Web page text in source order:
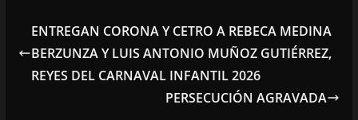
ENTREGAN CORONA Y CETRO A REBECA MEDINA
BERZUNZA Y LUIS ANTONIO MUÑOZ GUTIÉRREZ,
REYES DEL CARNAVAL INFANTIL 2026
PERSECUCIÓN AGRAVADA